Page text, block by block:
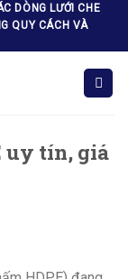
DÒNG LƯỚI CHE
QUY CÁCH VÀ
uy tín, giá